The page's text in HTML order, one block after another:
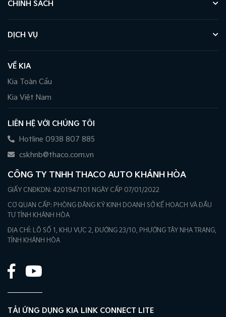
CHÍNH SÁCH
DỊCH VỤ
VỀ KIA
Kia Toàn Cầu
Kia Việt Nam
LIÊN HỆ VỚI CHÚNG TÔI
Hotline 0938 807 885
cskhnb@thaco.com.vn
CÔNG TY TNHH THACO AUTO KHÁNH HÒA
GIẤY CNĐKDN: 4201947101 NGÀY CẤP 07/01/2022
CƠ QUAN CẤP: PHÒNG ĐĂNG KÝ KINH DOANH SỞ KẾ HOẠCH VÀ ĐẦU
TƯ TỈNH KHÁNH HÒA
ĐỊA CHỈ: LÔ SỐ 1, KHU VỰC 2, ĐƯỜNG 23/10, PHƯỜNG TÂY NHA TRANG,
TỈNH KHÁNH HÒA
TẢI ỨNG DỤNG KIA LINK CONNECT LITE